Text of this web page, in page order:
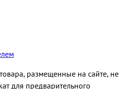
размещенные на сайте, не
для предварительного